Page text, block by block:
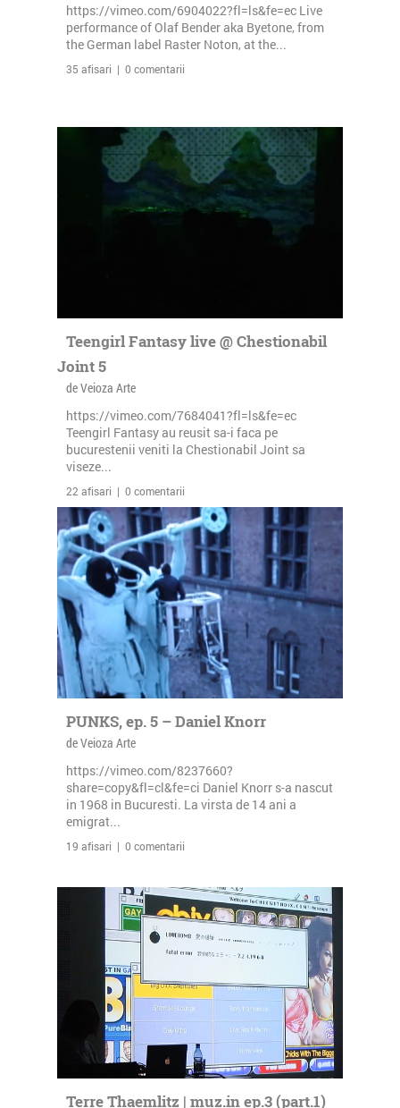
https://vimeo.com/6904022?fl=ls&fe=ec Live
performance of Olaf Bender aka Byetone, from
the German label Raster Noton, at the...
35 afisari | 0 comentarii
Teengirl Fantasy live @ Chestionabil
Joint 5
de Veioza Arte
https://vimeo.com/7684041?fl=ls&fe=ec
Teengirl Fantasy au reusit sa-i faca pe
bucurestenii veniti la Chestionabil Joint sa
viseze...
22 afisari | 0 comentarii
PUNKS, ep. 5 – Daniel Knorr
de Veioza Arte
https://vimeo.com/8237660?
share=copy&fl=cl&fe=ci Daniel Knorr s-a nascut
in 1968 in Bucuresti. La virsta de 14 ani a
emigrat...
19 afisari | 0 comentarii
Terre Thaemlitz | muz.in ep.3 (part.1)